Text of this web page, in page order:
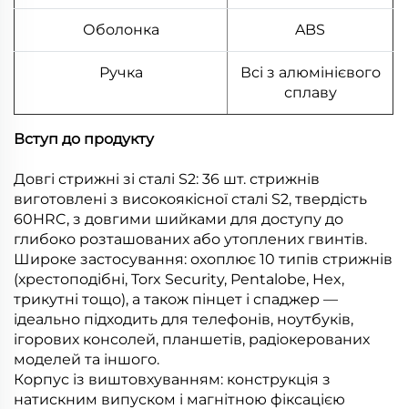
Оболонка ABS
Ручка
Всі з алюмінієвого
сплаву
Вступ до продукту
Довгі стрижні зі сталі S2: 36 шт. стрижнів
виготовлені з високоякісної сталі S2, твердість
60HRC, з довгими шийками для доступу до
глибоко розташованих або утоплених гвинтів.
Широке застосування: охоплює 10 типів стрижнів
(хрестоподібні, Torx Security, Pentalobe, Hex,
трикутні тощо), а також пінцет і спаджер —
ідеально підходить для телефонів, ноутбуків,
ігорових консолей, планшетів, радіокерованих
моделей та іншого.
Корпус із виштовхуванням: конструкція з
натискним випуском і магнітною фіксацією